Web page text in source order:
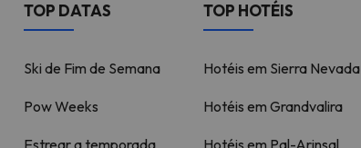
TOP DATAS
Ski de Fim de Semana
Pow Weeks
TOP HOTÉIS
Hotéis em Sierra Nevada
Hotéis em Grandvalira